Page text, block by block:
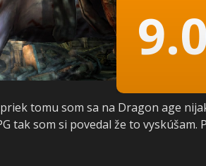
9.0
tomu som sa na Dragon age
tak som si povedal že to vyskúšam.